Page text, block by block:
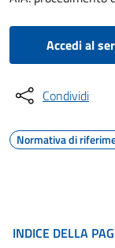
Accedi al
Condividi
Normativa di
INDICE DELLA